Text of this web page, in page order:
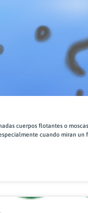
cuerpos flotantes o
cuando miran